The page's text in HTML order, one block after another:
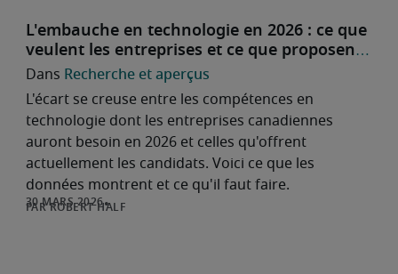
L'embauche en technologie en 2026 : ce que
veulent les entreprises et ce que proposent
les candidats
L'écart se creuse entre les compétences en
technologie dont les entreprises canadiennes
auront besoin en 2026 et celles qu'offrent
actuellement les candidats. Voici ce que les
données montrent et ce qu'il faut faire.
Recherche et aperçus
ROBERT HALF